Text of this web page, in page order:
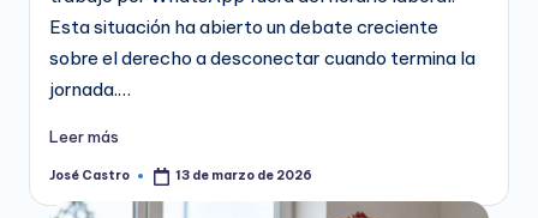
Esta situación ha abierto un debate creciente
sobre el derecho a desconectar cuando termina la
jornada.…
Leer más
Publicado
José Castro 13 de marzo de 2026